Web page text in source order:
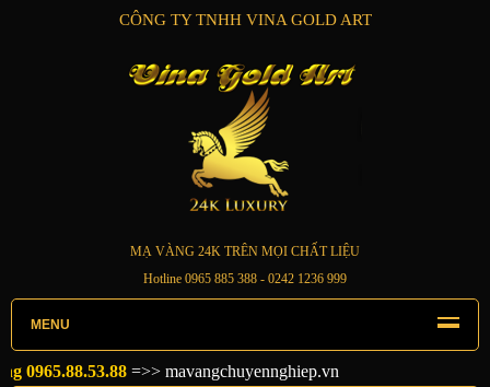
CÔNG TY TNHH VINA GOLD ART
MẠ VÀNG 24K TRÊN MỌI CHẤT LIỆU
Hotline 0965 885 388 - 0242 1236 999
MENU
=>>mavangchuyennghiep.vn